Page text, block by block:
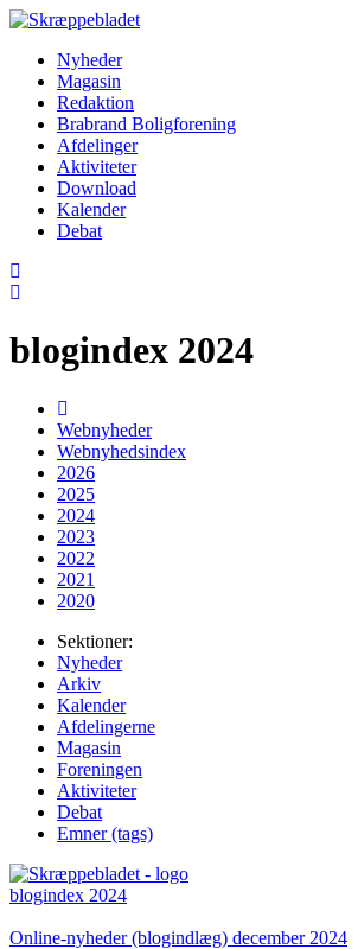
Nyheder
Magasin
Redaktion
Brabrand Boligforening
Afdelinger
Aktiviteter
Download
Kalender
Debat
blogindex 2024
Webnyheder
Webnyhedsindex
2026
2025
2024
2023
2022
2021
2020
Sektioner:
Nyheder
Arkiv
Kalender
Afdelingerne
Magasin
Foreningen
Aktiviteter
Debat
Emner (tags)
blogindex 2024
Online-nyheder (blogindlæg) december 2024